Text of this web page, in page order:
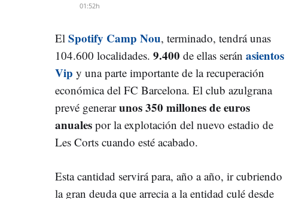
01:52h
El Spotify Camp Nou, terminado, tendrá unas
104.600 localidades. 9.400 de ellas serán asientos
Vip y una parte importante de la recuperación
económica del FC Barcelona. El club azulgrana
prevé generarunos 350 millones de euros
anuales por la explotación del nuevo estadio de
Les Corts cuando esté acabado.
Esta cantidad servirá para, año a año, ir cubriendo
la gran deuda que arrecia a la entidad culé desde